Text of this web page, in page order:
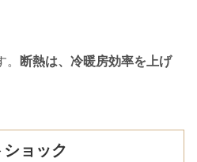
断熱は、冷暖房効率を上げ
ョック